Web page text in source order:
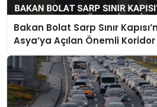
Bakan Bolat Sarp Sınır
Asya’ya Açılan Önemli